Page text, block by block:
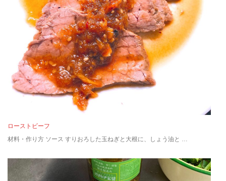
ローストビーフ
材料・作り方 ソース すりおろした玉ねぎと大根に、しょう油と …